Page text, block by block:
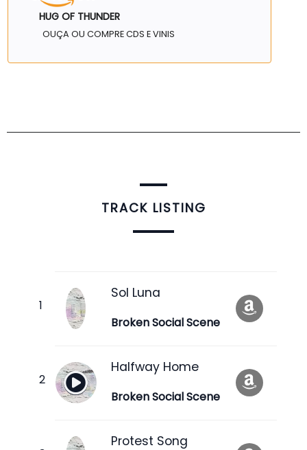
HUG OF THUNDER
OUÇA OU COMPRE CDS E VINIS
TRACK LISTING
Sol Luna
Broken Social Scene
Halfway Home
Broken Social Scene
Protest Song